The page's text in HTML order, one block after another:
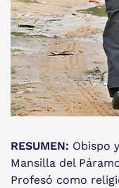
RESUMEN: Obispo
Mansilla del
Profesó como